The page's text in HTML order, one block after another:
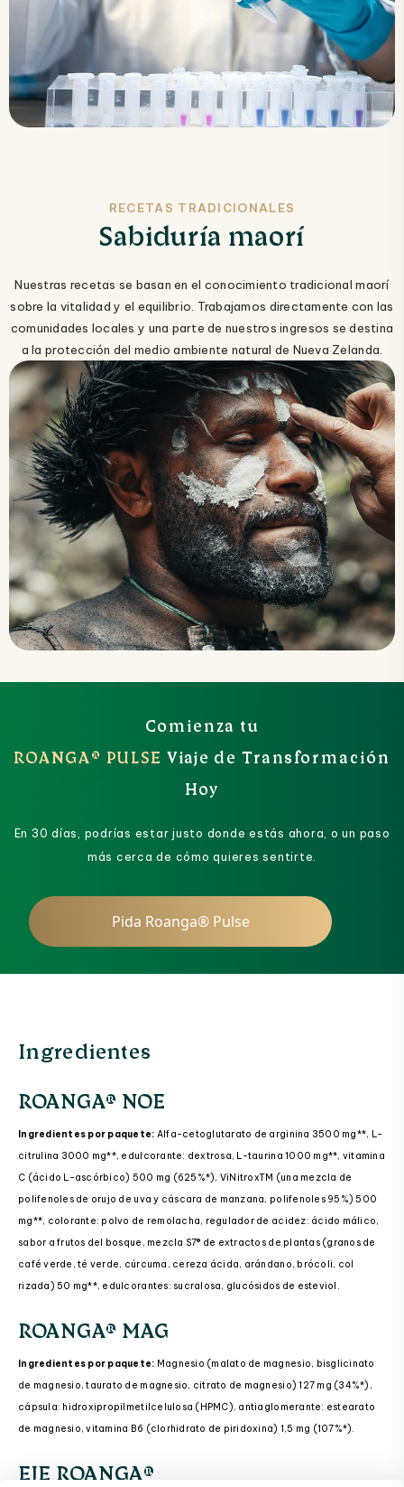
RECETAS TRADICIONALES
Sabiduría maorí
Nuestras recetas se basan en el conocimiento tradicional maorí
sobre la vitalidad y el equilibrio. Trabajamos directamente con las
comunidades locales y una parte de nuestros ingresos se destina
a la protección del medio ambiente natural de Nueva Zelanda.
Comienza tu
ROANGA® PULSE Viaje de Transformación
Hoy
En 30 días, podrías estar justo donde estás ahora, o un paso
más cerca de cómo quieres sentirte.
Pida Roanga® Pulse
Ingredientes
ROANGA® NOE
Ingredientes por paquete: Alfa-cetoglutarato de arginina 3500 mg**, L-
citrulina 3000 mg**, edulcorante: dextrosa, L-taurina 1000 mg**, vitamina
C (ácido L-ascórbico) 500 mg (625%*), ViNitroxTM (una mezcla de
polifenoles de orujo de uva y cáscara de manzana, polifenoles 95%) 500
mg**, colorante: polvo de remolacha, regulador de acidez: ácido málico,
sabor a frutos del bosque, mezcla S7® de extractos de plantas (granos de
café verde, té verde, cúrcuma, cereza ácida, arándano, brócoli, col
rizada) 50 mg**, edulcorantes: sucralosa, glucósidos de esteviol.
ROANGA® MAG
Ingredientes por paquete: Magnesio (malato de magnesio, bisglicinato
de magnesio, taurato de magnesio, citrato de magnesio) 127 mg (34%*),
cápsula: hidroxipropilmetilcelulosa (HPMC), antiaglomerante: estearato
de magnesio, vitamina B6 (clorhidrato de piridoxina) 1,5 mg (107%*).
EJE ROANGA®
ROANGA® PULSE, Paquete completo de 30 días
3,9 EUR uso por día
117 EUR COMPRAR AHORA